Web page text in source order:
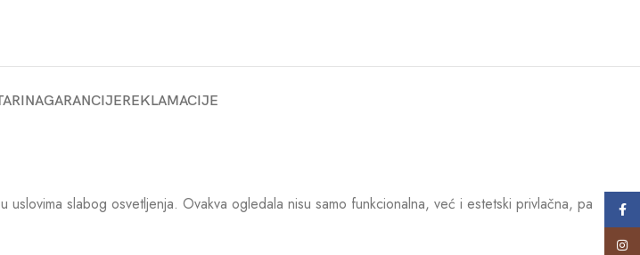
GARANCIJEREKLAMACIJE
slabog osvetljenja. Ovakva ogledala nisu samo funkcionalna, već i estetski privlačna, pa